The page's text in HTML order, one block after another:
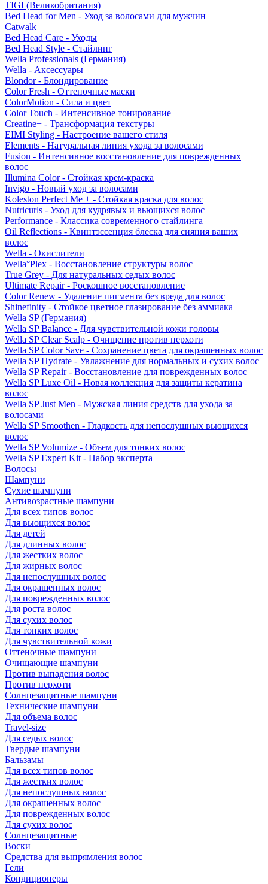
TIGI (Великобритания)
Bed Head for Men - Уход за волосами для мужчин
Catwalk
Bed Head Care - Уходы
Bed Head Style - Стайлинг
Wella Professionals (Германия)
Wella - Аксессуары
Blondor - Блондирование
Color Fresh - Оттеночные маски
ColorMotion - Сила и цвет
Color Touch - Интенсивное тонирование
Creatine+ - Трансформация текстуры
EIMI Styling - Настроение вашего стиля
Elements - Натуральная линия ухода за волосами
Fusion - Интенсивное восстановление для поврежденных
волос
Illumina Color - Стойкая крем-краска
Invigo - Новый уход за волосами
Koleston Perfect Me + - Стойкая краска для волос
Nutricurls - Уход для кудрявых и вьющихся волос
Performance - Классика современного стайлинга
Oil Reflections - Квинтэссенция блеска для сияния ваших
волос
Wella - Окислители
Wella°Plex - Восстановление структуры волос
True Grey - Для натуральных седых волос
Ultimate Repair - Роскошное восстановление
Color Renew - Удаление пигмента без вреда для волос
Shinefinity - Стойкое цветное глазирование без аммиака
Wella SP (Германия)
Wella SP Balance - Для чувствительной кожи головы
Wella SP Clear Scalp - Очищение против перхоти
Wella SP Color Save - Сохранение цвета для окрашенных волос
Wella SP Hydrate - Увлажнение для нормальных и сухих волос
Wella SP Repair - Восстановление для поврежденных волос
Wella SP Luxe Oil - Новая коллекция для защиты кератина
волос
Wella SP Just Men - Мужская линия средств для ухода за
волосами
Wella SP Smoothen - Гладкость для непослушных вьющихся
волос
Wella SP Volumize - Объем для тонких волос
Wella SP Expert Kit - Набор эксперта
Волосы
Шампуни
Сухие шампуни
Антивозрастные шампуни
Для всех типов волос
Для вьющихся волос
Для детей
Для длинных волос
Для жестких волос
Для жирных волос
Для непослушных волос
Для окрашенных волос
Для поврежденных волос
Для роста волос
Для сухих волос
Для тонких волос
Для чувствительной кожи
Оттеночные шампуни
Очищающие шампуни
Против выпадения волос
Против перхоти
Солнцезащитные шампуни
Технические шампуни
Для объема волос
Travel-size
Для седых волос
Твердые шампуни
Бальзамы
Для всех типов волос
Для жестких волос
Для непослушных волос
Для окрашенных волос
Для поврежденных волос
Для сухих волос
Солнцезащитные
Воски
Средства для выпрямления волос
Гели
Кондиционеры